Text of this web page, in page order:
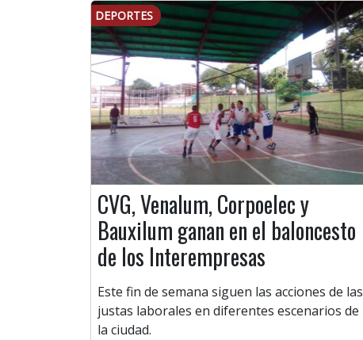
DEPORTES
CVG, Venalum, Corpoelec y
Bauxilum ganan en el baloncesto
de los Interempresas
Este fin de semana siguen las acciones de las
justas laborales en diferentes escenarios de
la ciudad.